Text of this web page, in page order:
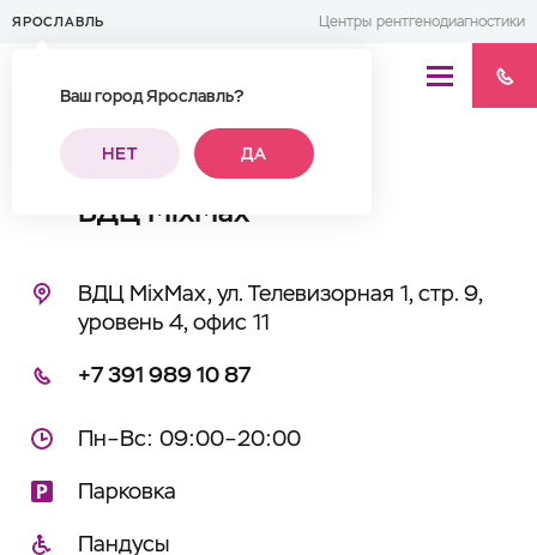
ЯРОСЛАВЛЬ
Ваш город Ярославль?
НЕТ ДА
Центры рентгенодиагностики
Адреса центров
ВДЦ MixMax
ВДЦ MixMax, ул. Телевизорная 1, стр. 9,
уровень 4, офис 11
+7 391 989 10 87
Пн–Вс: 09:00–20:00
Парковка
Пандусы